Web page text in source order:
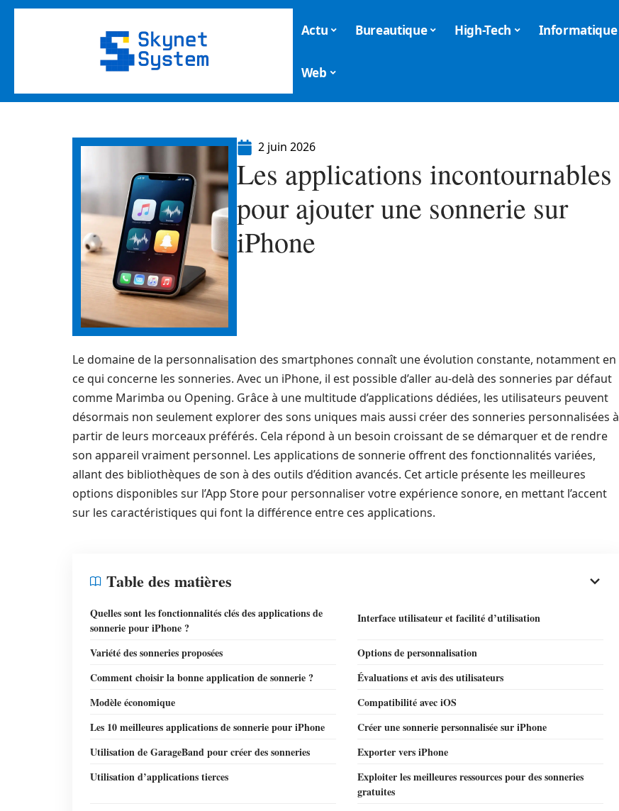
Actu Bureautique High-Tech Informatique
Web
2 juin 2026
Les applications incontournables
pour ajouter une sonnerie sur
iPhone
Le domaine de la personnalisation des smartphones connaît une évolution constante, notamment en
ce qui concerne les sonneries. Avec un iPhone, il est possible d’aller au-delà des sonneries par défaut
comme Marimba ou Opening. Grâce à une multitude d’applications dédiées, les utilisateurs peuvent
désormais non seulement explorer des sons uniques mais aussi créer des sonneries personnalisées à
partir de leurs morceaux préférés. Cela répond à un besoin croissant de se démarquer et de rendre
son appareil vraiment personnel. Les applications de sonnerie offrent des fonctionnalités variées,
allant des bibliothèques de son à des outils d’édition avancés. Cet article présente les meilleures
options disponibles sur l’App Store pour personnaliser votre expérience sonore, en mettant l’accent
sur les caractéristiques qui font la différence entre ces applications.
Table des matières
Quelles sont les fonctionnalités clés des applications de
sonnerie pour iPhone ?
Interface utilisateur et facilité d’utilisation
Variété des sonneries proposées
Options de personnalisation
Comment choisir la bonne application de sonnerie ?
Évaluations et avis des utilisateurs
Modèle économique
Compatibilité avec iOS
Les 10 meilleures applications de sonnerie pour iPhone
Créer une sonnerie personnalisée sur iPhone
Utilisation de GarageBand pour créer des sonneries
Exporter vers iPhone
Utilisation d’applications tierces
Exploiter les meilleures ressources pour des sonneries
gratuites